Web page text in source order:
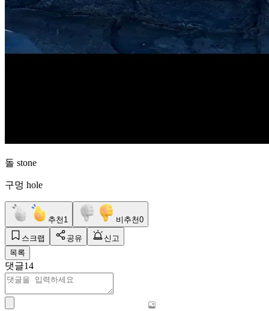
돌 stone
구멍 hole
추천 1 비추천0
스크랩 공유
신고
목록
댓글14